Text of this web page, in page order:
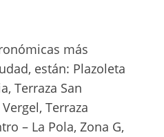
más
están: Plazoleta
Terraza San
Terraza
– La Pola, Zona G,